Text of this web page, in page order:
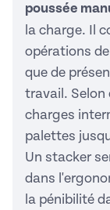
poussée
la charge. Il
opérations
que de
travail. Selon
charges
palettes
Un stacker
dans
la pénibilité